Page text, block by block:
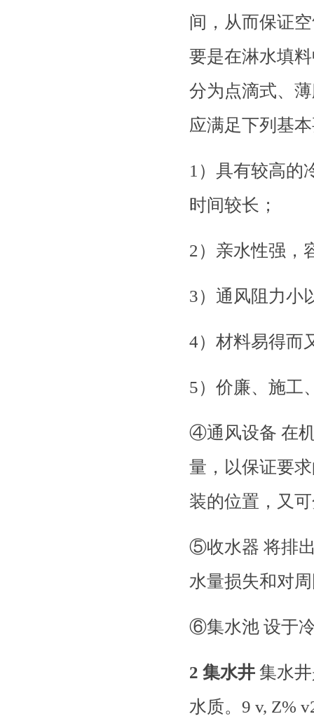
间，从而保证
要是在淋水填
分为点滴式、
应满足下列基
1）具有较高的
时间较长；
2）亲水性强，
3）通风阻力小
4）材料易得而
5）价廉、施工
④通风设备 在
量，以保证要
装的位置，又
⑤收水器 将排
水量损失和对
⑥集水池 设于
2 集水井 集水
水质。 9 v, Z%